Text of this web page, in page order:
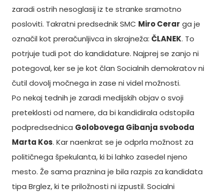
zaradi ostrih nesoglasij iz te stranke sramotno
posloviti. Takratni predsednik SMC Miro Cerar ga je
označil kot preračunljivca in skrajneža: ČLANEK. To
potrjuje tudi pot do kandidature. Najprej se zanjo ni
potegoval, ker se je kot član Socialnih demokratov ni
čutil dovolj močnega in zase ni videl možnosti.
Po nekaj tednih je zaradi medijskih objav o svoji
preteklosti od namere, da bi kandidirala odstopila
podpredsednica Golobovega Gibanja svoboda
Marta Kos. Kar naenkrat se je odprla možnost za
političnega špekulanta, ki bi lahko zasedel njeno
mesto. Že sama praznina je bila razpis za kandidata
tipa Brglez, ki te priložnosti ni izpustil. Socialni